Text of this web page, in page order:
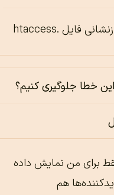
این خطا جلوگیری کنیم؟
برای من نمایش داده
هم